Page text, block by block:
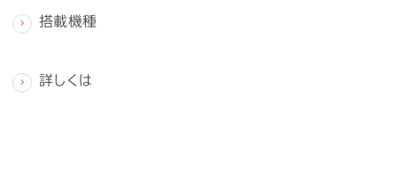
搭載機種
詳しくは